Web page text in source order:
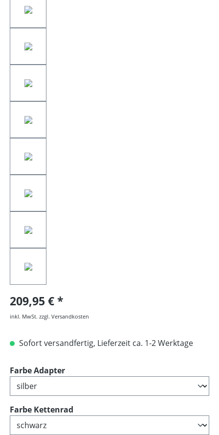
209,95 €
inkl. MwSt. zzgl. Versandkosten
Sofort versandfertig, Lieferzeit ca. 1-2 Werktage
Farbe Adapterauswählen
Farbe Kettenrad